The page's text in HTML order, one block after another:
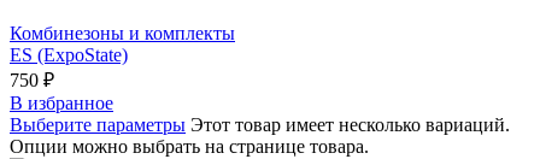
Комбинезоны и комплекты
ES (ExpoState)
750 ₽
В избранное
Выберите параметры Этот товар имеет несколько вариаций.
Опции можно выбрать на странице товара.